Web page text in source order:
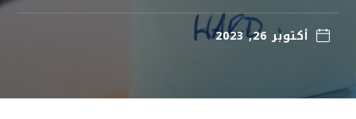
أكتوبر 26, 2023